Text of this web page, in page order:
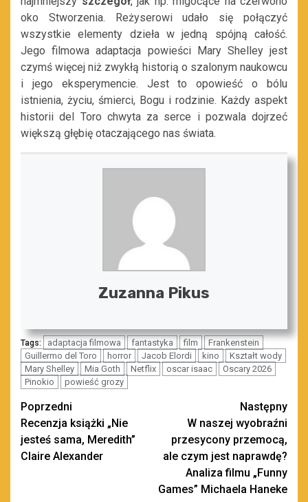
oko Stworzenia. Reżyserowi udało się połączyć
wszystkie elementy dzieła w jedną spójną całość.
Jego filmowa adaptacja powieści Mary Shelley jest
czymś więcej niż zwykłą historią o szalonym naukowcu
i jego eksperymencie. Jest to opowieść o bólu
istnienia, życiu, śmierci, Bogu i rodzinie. Każdy aspekt
historii del Toro chwyta za serce i pozwala dojrzeć
większą głębię otaczającego nas świata.
Zuzanna Pikus
Tags: adaptacja filmowa fantastyka film
Frankenstein
Guillermo del Toro
horror Jacob Elordi kino
Kształt wody
Mary Shelley
Mia Goth Netflix oscar isaac
Oscary 2026
Pinokio
powieść grozy
Zobacz
wpisy
Poprzedni
Recenzja książki „Nie
jesteś sama, Meredith”
Claire Alexander
Następny
W naszej wyobraźni
przesycony przemocą,
ale czym jest naprawdę?
Analiza filmu „Funny
Games” Michaela Haneke